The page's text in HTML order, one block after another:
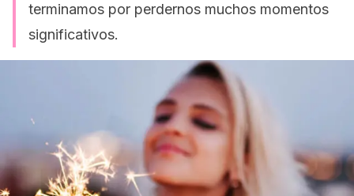
terminamos por perdernos muchos momentos
significativos.